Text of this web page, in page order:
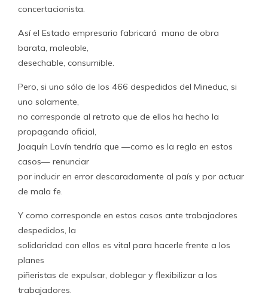
concertacionista.
Así el Estado empresario fabricará mano de obra
barata, maleable,
desechable, consumible.
Pero, si uno sólo de los 466 despedidos del Mineduc, si
uno solamente,
no corresponde al retrato que de ellos ha hecho la
propaganda oficial,
Joaquín Lavín tendría que —como es la regla en estos
casos— renunciar
por inducir en error descaradamente al país y por actuar
de mala fe.
Y como corresponde en estos casos ante trabajadores
despedidos, la
solidaridad con ellos es vital para hacerle frente a los
planes
piñeristas de expulsar, doblegar y flexibilizar a los
trabajadores.